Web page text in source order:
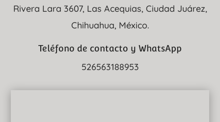
Rivera Lara 3607, Las Acequias, Ciudad Juárez,
Chihuahua, México.
Teléfono de contacto y WhatsApp
526563188953